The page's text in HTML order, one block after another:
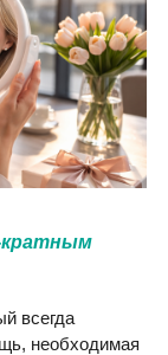
кратным
всегда
необходимая